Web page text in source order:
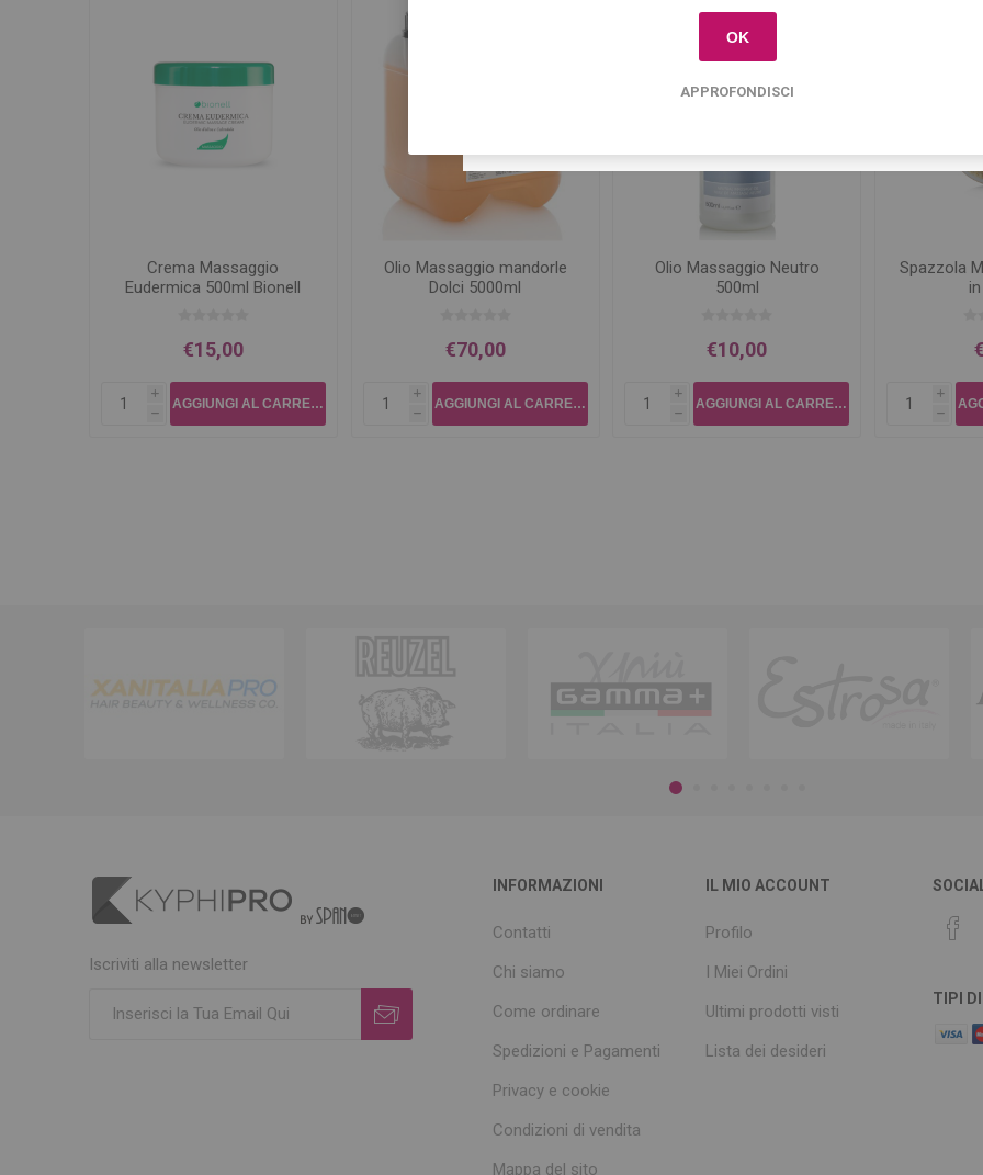
Crema Massaggio
Eudermica 500ml Bionell
€15,00
i
h
Olio Massaggio mandorle
Dolci 5000ml
€70,00
i
h
Olio Massaggio Neutro
500ml
€10,00
i
h
Spazzola
i
h
Iscriviti alla newsletter
INFORMAZIONI
Contatti
Chi siamo
Come ordinare
Spedizioni e Pagamenti
Privacy e cookie
Condizioni di vendita
Mappa del sito
IL MIO ACCOUNT
Profilo
I Miei Ordini
Ultimi prodotti visti
Lista dei desideri
TIPI
OK
APPROFONDISCI